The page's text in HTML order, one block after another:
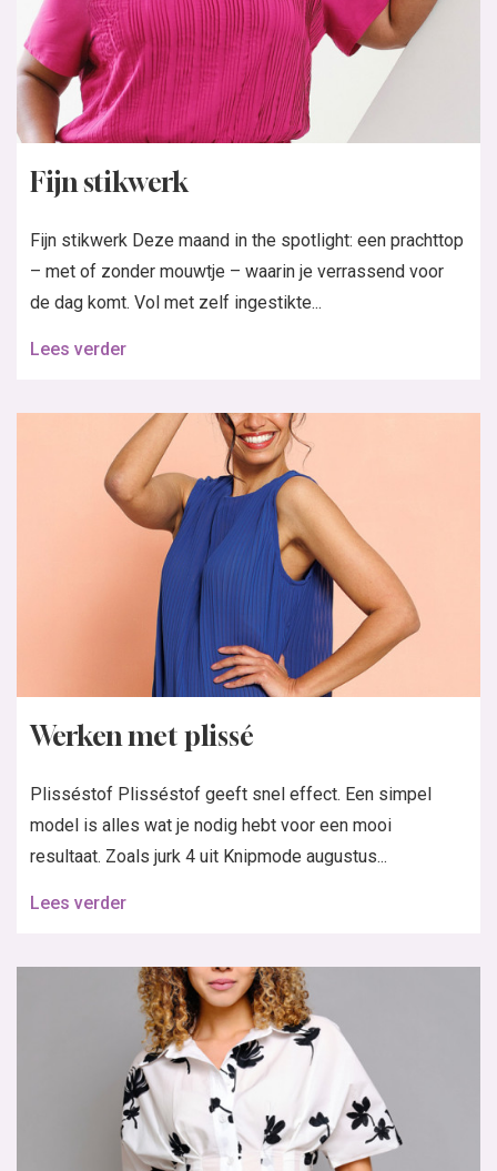
Fijn stikwerk
Fijn stikwerk Deze maand in the spotlight: een prachttop
– met of zonder mouwtje – waarin je verrassend voor
de dag komt. Vol met zelf ingestikte...
Lees verder
Werken met plissé
Plisséstof Plisséstof geeft snel effect. Een simpel
model is alles wat je nodig hebt voor een mooi
resultaat. Zoals jurk 4 uit Knipmode augustus...
Lees verder